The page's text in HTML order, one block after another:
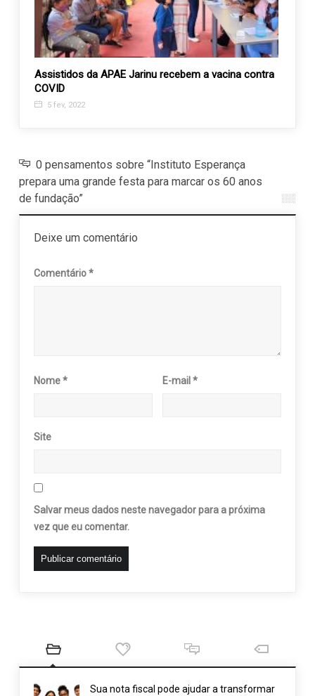
Assistidos da APAE Jarinu recebem a vacina contra
COVID
5 fev, 2022
0 pensamentos sobre “Instituto Esperança
prepara uma grande festa para marcar os 60 anos
de fundação”
Deixe um comentário
Comentário*
Nome* E-mail*
Site
Salvar meus dados neste navegador para a próxima
vez que eu comentar.
Sua nota fiscal pode ajudar a transformar